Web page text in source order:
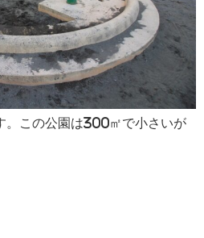
。この公園は300㎡で小さいが